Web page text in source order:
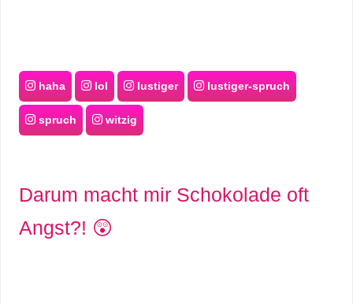
haha lol lustiger lustiger-spruch
spruch witzig
Darum macht mir Schokolade oft
Angst?! 😲